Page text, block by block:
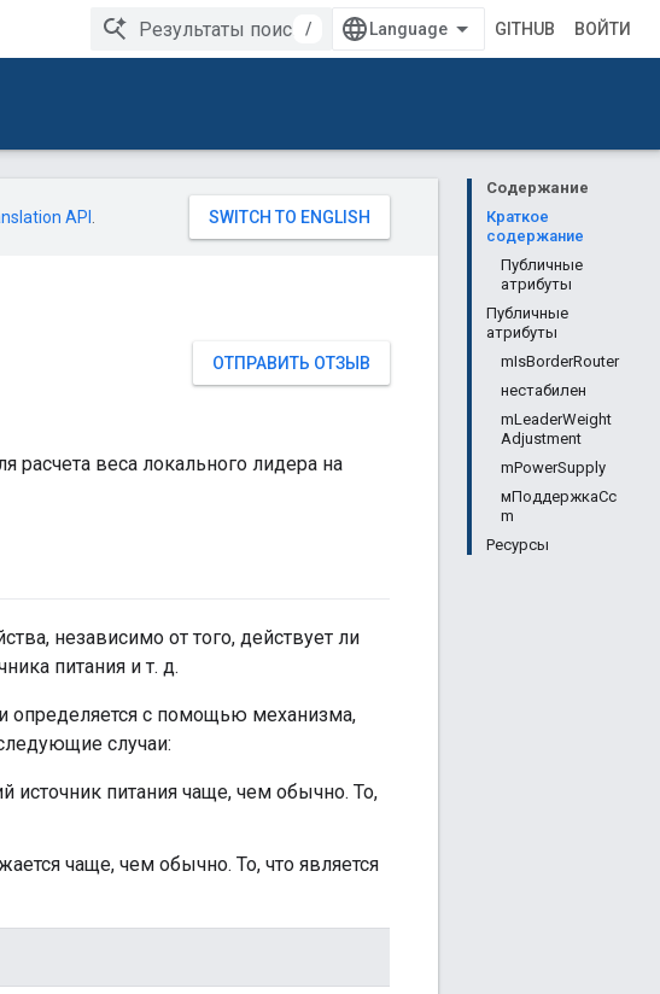
/ GITHUB ВОЙТИ
Содержание
Краткое
содержание
Публичные
атрибуты
Публичные
атрибуты
mIsBorderRouter
нестабилен
mLeaderWeight
Adjustment
mPowerSupply
мПоддержкаCc
m
Ресурсы
API
ОТПРАВИТЬ ОТЗЫВ
расчета веса локального лидера на
независимо от того, действует ли
питания и т. д.
определяется с помощью механизма,
случаи:
источник питания чаще, чем обычно. То,
чаще, чем обычно. То, что является